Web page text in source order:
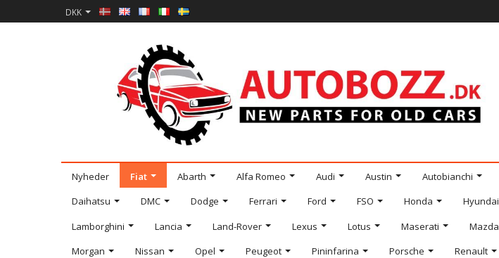
DKK
Nyheder Fiat Abarth Alfa Romeo Audi Austin Autobianchi
Daihatsu
DMC Dodge Ferrari Ford FSO Honda Hyundai
Lamborghini
Lancia Land-Rover Lexus Lotus Maserati Mazda
Morgan
Nissan Opel Peugeot Pininfarina Porsche Renault